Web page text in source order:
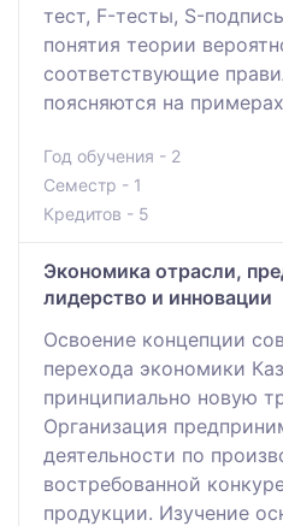
тест, F-тесты, S-
понятия теории
соответствующие
поясняются на
Год обучения - 2
Семестр - 1
Кредитов - 5
Экономика отрасли,
лидерство и инновации
Освоение концепции
перехода экономики
принципиально новую
Организация
деятельности по
востребованной
продукции. Изучение